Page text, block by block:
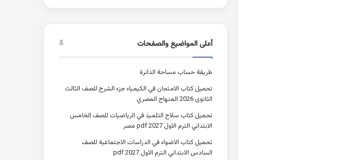
أعلى المواضيع والصفحات
طريقة حساب مساحة الدائرة
تحميل كتاب الامتحان في الكيمياء جزء الشرح للصف الثالث
الثانوى 2026 المنهاج المصري
تحميل كتاب سلاح التلميذ في الرياضيات للصف الخامس
الابتدائي الترم الاول 2027 pdf مصر
تحميل كتاب الاضواء في الدراسات الاجتماعية للصف
السادس الابتدائي الترم الاول 2027 pdf